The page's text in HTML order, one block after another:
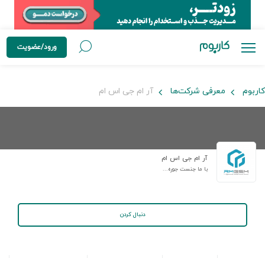
ورود/عضویت
کاربوم معرفی شرکت‌ها آر ام جی اس ام
آر ام جی اس ام
با ما جنست جوره...
دنبال کردن